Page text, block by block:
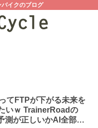
イクのブログ
てFTPが下がる未来を
いｗ TrainerRoadの
測が正しいかAI全部に